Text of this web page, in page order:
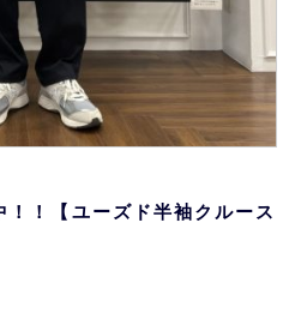
！【ユーズド半袖クルース